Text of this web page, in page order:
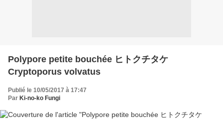
Polypore petite bouchée ヒトクチタケ
Cryptoporus volvatus
Publié le 10/05/2017 à 17:47
Par Ki-no-ko Fungi